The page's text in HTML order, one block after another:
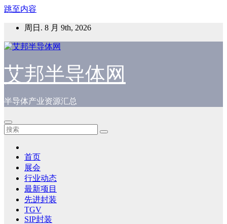
跳至内容
周日. 8 月 9th, 2026
艾邦半导体网
半导体产业资源汇总
首页
展会
行业动态
最新项目
先进封装
TGV
SIP封装